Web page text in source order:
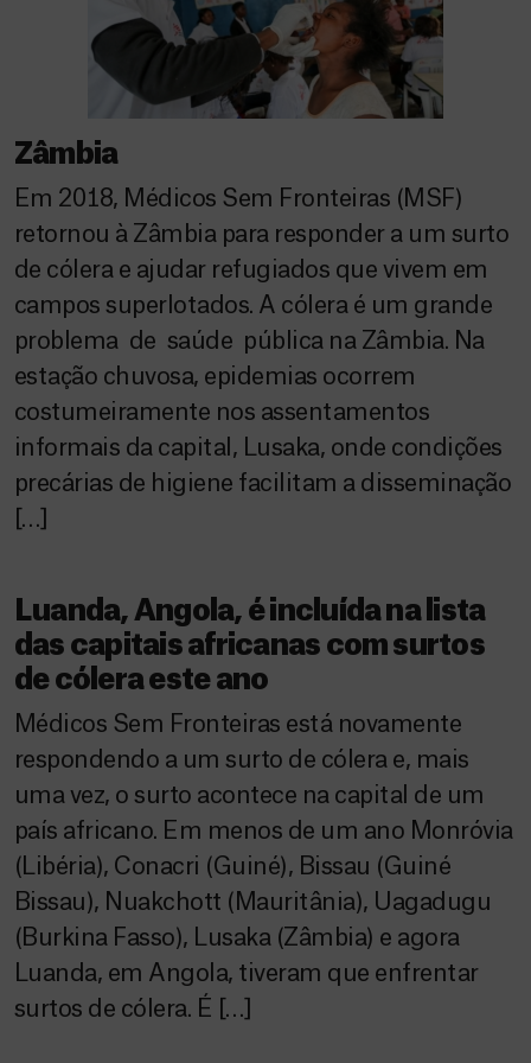
Zâmbia
Em 2018, Médicos Sem Fronteiras (MSF)
retornou à Zâmbia para responder a um surto
de cólera e ajudar refugiados que vivem em
campos superlotados. A cólera é um grande
problema de saúde pública na Zâmbia. Na
estação chuvosa, epidemias ocorrem
costumeiramente nos assentamentos
informais da capital, Lusaka, onde condições
precárias de higiene facilitam a disseminação
[…]
Luanda, Angola, é incluída na lista
das capitais africanas com surtos
de cólera este ano
Médicos Sem Fronteiras está novamente
respondendo a um surto de cólera e, mais
uma vez, o surto acontece na capital de um
país africano. Em menos de um ano Monróvia
(Libéria), Conacri (Guiné), Bissau (Guiné
Bissau), Nuakchott (Mauritânia), Uagadugu
(Burkina Fasso), Lusaka (Zâmbia) e agora
Luanda, em Angola, tiveram que enfrentar
surtos de cólera. É […]